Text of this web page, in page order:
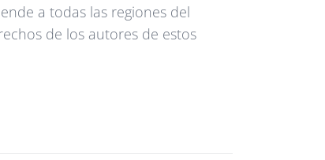
a todas las regiones del
de los autores de estos